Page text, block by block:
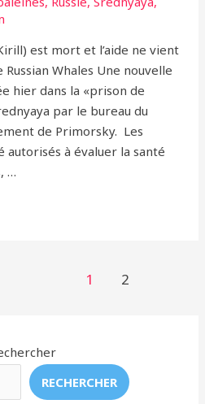
est mort et l’aide ne vient
Whales Une nouvelle
hier dans la «prison de
par le bureau du
de Primorsky. Les
autorisés à évaluer la santé
…
1 2
RECHERCHER